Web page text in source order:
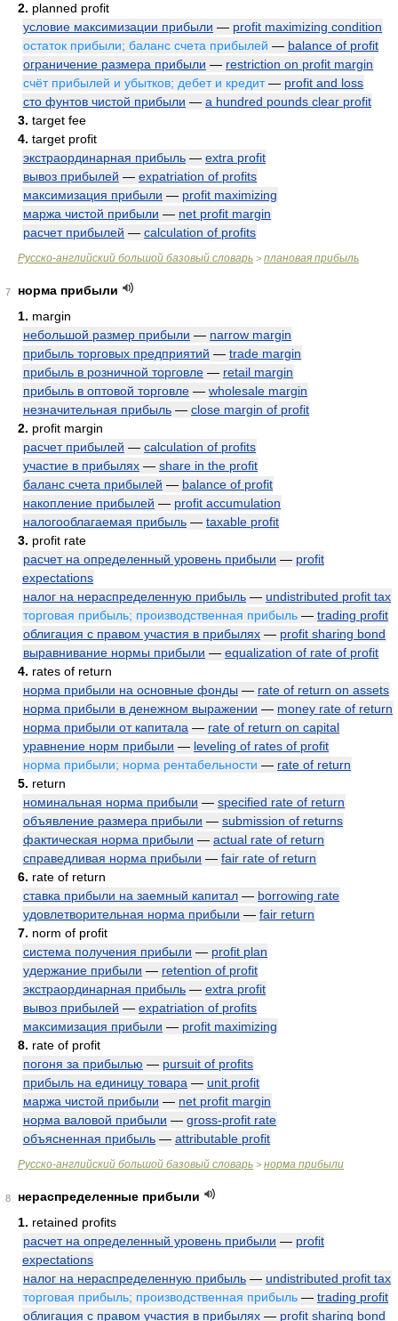
2. planned profit
условие максимизации прибыли — profit maximizing condition
остаток прибыли; баланс счета прибылей — balance of profit
ограничение размера прибыли — restriction on profit margin
счёт прибылей и убытков; дебет и кредит— profit and loss
сто фунтов чистой прибыли — a hundred pounds clear profit
3. target fee
4. target profit
экстраординарная прибыль — extra profit
вывоз прибылей — expatriation of profits
максимизация прибыли — profit maximizing
маржа чистой прибыли — net profit margin
расчет прибылей — calculation of profits
Русско-английский большой базовый словарь > плановая прибыль
7
норма прибыли
1. margin
небольшой размер прибыли — narrow margin
прибыль торговых предприятий — trade margin
прибыль в розничной торговле — retail margin
прибыль в оптовой торговле — wholesale margin
незначительная прибыль — close margin of profit
2. profit margin
расчет прибылей — calculation of profits
участие в прибылях — share in the profit
баланс счета прибылей — balance of profit
накопление прибылей — profit accumulation
налогооблагаемая прибыль — taxable profit
3. profit rate
расчет на определенный уровень прибыли — profit
expectations
налог на нераспределенную прибыль — undistributed profit tax
торговая прибыль; производственная прибыль — trading profit
облигация с правом участия в прибылях — profit sharing bond
выравнивание нормы прибыли — equalization of rate of profit
4. rates of return
норма прибыли на основные фонды — rate of return on assets
норма прибыли в денежном выражении — money rate of return
норма прибыли от капитала — rate of return on capital
уравнение норм прибыли — leveling of rates of profit
норма прибыли; норма рентабельности — rate of return
5. return
номинальная норма прибыли — specified rate of return
объявление размера прибыли — submission of returns
фактическая норма прибыли — actual rate of return
справедливая норма прибыли — fair rate of return
6. rate of return
ставка прибыли на заемный капитал — borrowing rate
удовлетворительная норма прибыли — fair return
7. norm of profit
система получения прибыли — profit plan
удержание прибыли — retention of profit
экстраординарная прибыль — extra profit
вывоз прибылей — expatriation of profits
максимизация прибыли — profit maximizing
8. rate of profit
погоня за прибылью — pursuit of profits
прибыль на единицу товара — unit profit
маржа чистой прибыли — net profit margin
норма валовой прибыли — gross-profit rate
объясненная прибыль — attributable profit
Русско-английский большой базовый словарь > норма прибыли
8
нераспределенные прибыли
1. retained profits
расчет на определенный уровень прибыли — profit
expectations
налог на нераспределенную прибыль — undistributed profit tax
торговая прибыль; производственная прибыль — trading profit
облигация с правом участия в прибылях — profit sharing bond